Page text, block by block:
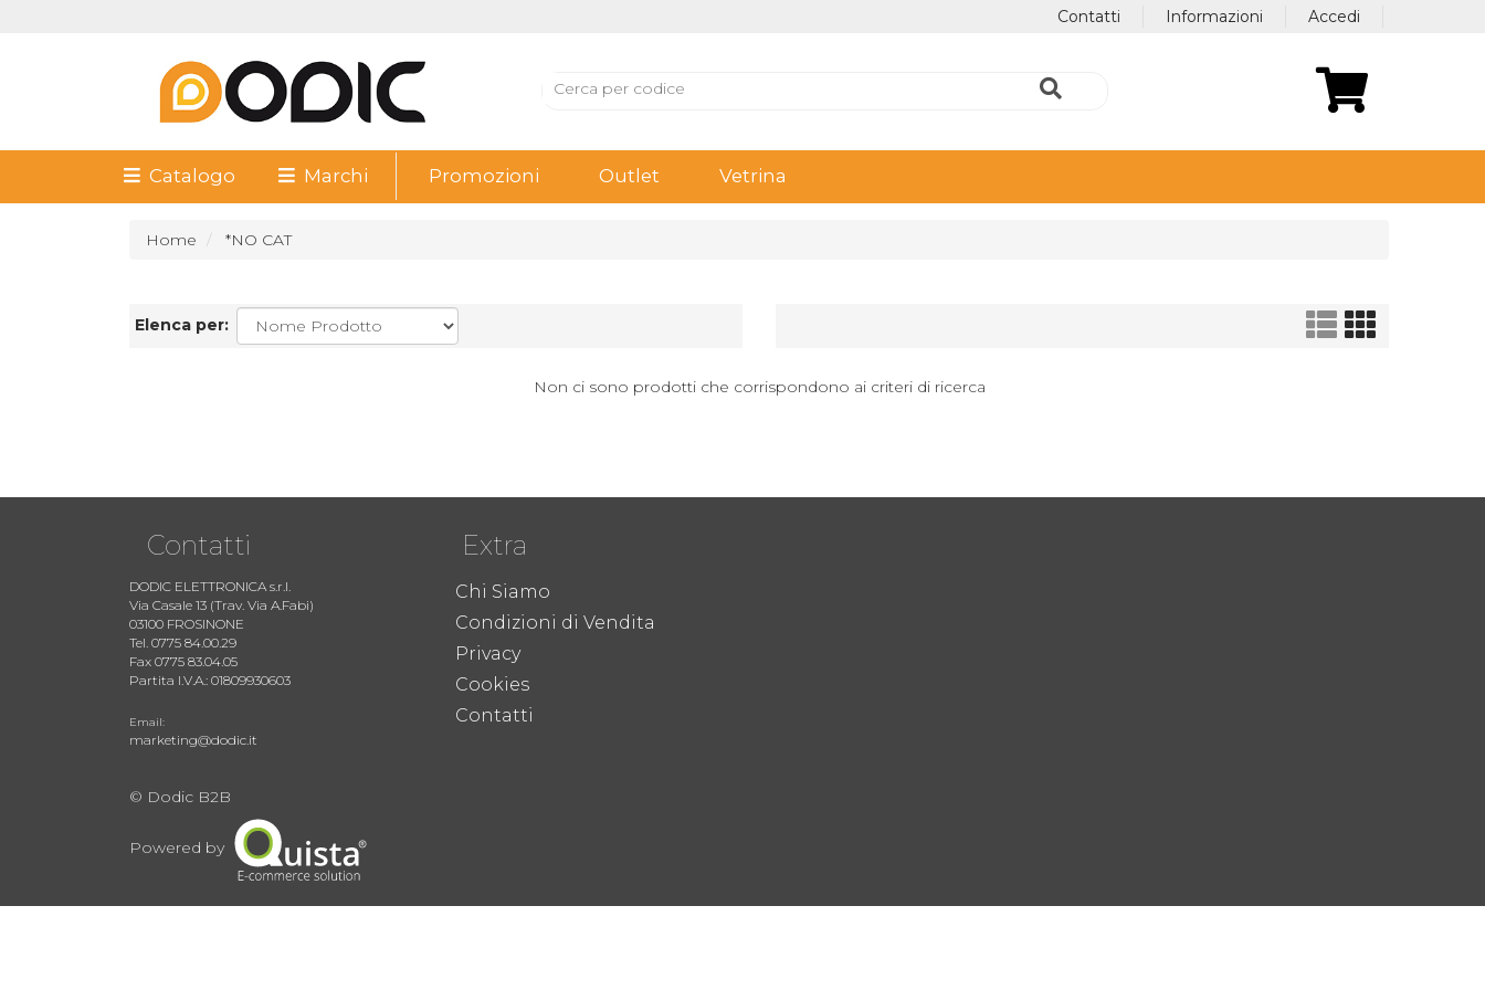
Accedi
Informazioni
Contatti
Catalogo Marchi Promozioni Outlet Vetrina
Home *NO CAT
Elenca per:
Non ci sono prodotti che corrispondono ai criteri di ricerca
Contatti
DODIC ELETTRONICA s.r.l.
Via Casale 13 (Trav. Via A.Fabi)
03100 FROSINONE
Tel. 0775 84.00.29
Fax 0775 83.04.05
Partita I.V.A.: 01809930603
Email:
marketing@dodic.it
Extra
Chi Siamo
Condizioni di Vendita
Privacy
Cookies
Contatti
© Dodic B2B
Powered by